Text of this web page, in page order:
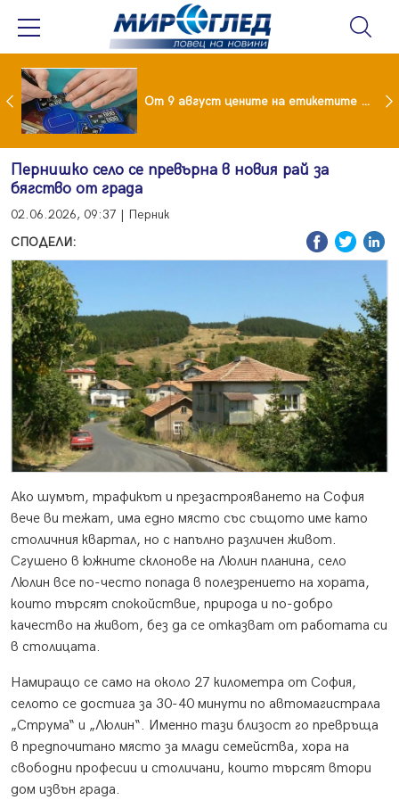
Проект за изграждане на 13-етажна "мегаджамия" разгневи жителите на Лондон От 9 август цените на етикетите само в евро
Пернишко село се превърна в новия рай за
бягство от града
02.06.2026, 09:37 | Перник
СПОДЕЛИ:
Ако шумът, трафикът и презастрояването на София
вече ви тежат, има едно място със същото име като
столичния квартал, но с напълно различен живот.
Сгушено в южните склонове на Люлин планина, село
Люлин все по-често попада в полезрението на хората,
които търсят спокойствие, природа и по-добро
качество на живот, без да се отказват от работата си
в столицата.
Намиращо се само на около 27 километра от София,
селото се достига за 30-40 минути по автомагистрала
„Струма“ и „Люлин“. Именно тази близост го превръща
в предпочитано място за млади семейства, хора на
свободни професии и столичани, които търсят втори
дом извън града.